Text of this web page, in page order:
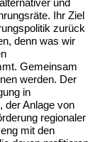
Ihr Ziel
zurück
denn was wir
Gemeinsam
werden. Der
in
der Anlage von
regionaler
mit den